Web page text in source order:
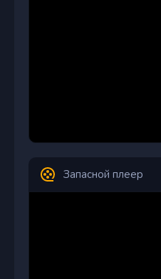
Запасной плеер